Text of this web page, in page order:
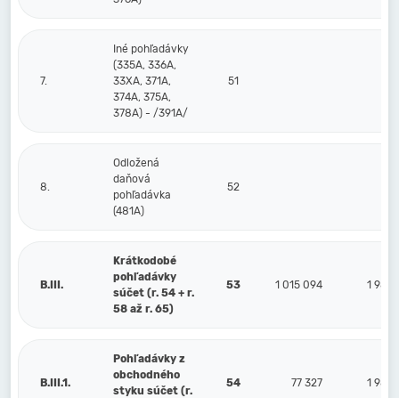
7.
Iné pohľadávky
(335A, 336A,
33XA, 371A,
374A, 375A,
378A) - /391A/
51
8.
Odložená
daňová
pohľadávka
(481A)
52
B.III.
Krátkodobé
pohľadávky
súčet (r. 54 + r.
58 až r. 65)
53 1 015 094 1 987
B.III.1.
Pohľadávky z
obchodného
styku súčet (r.
54 77 327 1 987